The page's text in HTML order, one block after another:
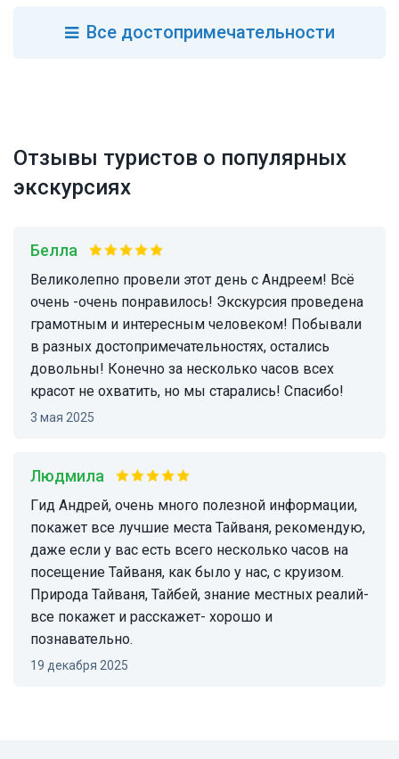
Вседостопримечательности
Отзывы туристов о популярных
экскурсиях
Белла
Великолепно провели этот день с Андреем! Всё
очень -очень понравилось! Экскурсия проведена
грамотным и интересным человеком! Побывали
в разных достопримечательностях, остались
довольны! Конечно за несколько часов всех
красот не охватить, но мы старались! Спасибо!
3 мая 2025
Людмила
Гид Андрей, очень много полезной информации,
покажет все лучшие места Тайваня, рекомендую,
даже если у вас есть всего несколько часов на
посещение Тайваня, как было у нас, с круизом.
Природа Тайваня, Тайбей, знание местных реалий-
все покажет и расскажет- хорошо и
познавательно.
19 декабря 2025